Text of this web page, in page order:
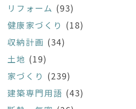
リフォーム (93)
健康家づくり (18)
収納計画 (34)
土地 (19)
家づくり (239)
建築専門用語 (43)